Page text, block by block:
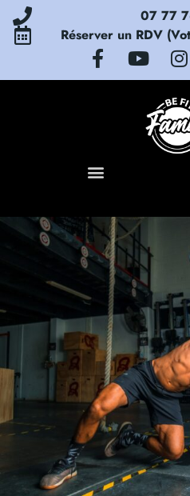
07 77
Réserver un RDV